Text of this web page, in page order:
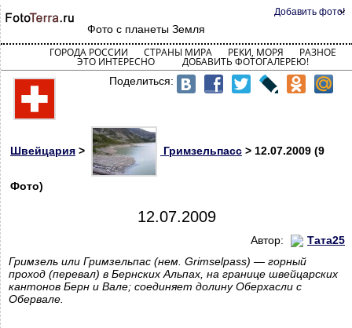
Добавить фото!
Фото с планеты Земля
ГОРОДА РОССИИ СТРАНЫ МИРА РЕКИ, МОРЯ РАЗНОЕ
ЭТО ИНТЕРЕСНО ДОБАВИТЬ ФОТОГАЛЕРЕЮ!
Поделиться:
Швейцария > Гримзельпасс > 12.07.2009 (9
Фото)
12.07.2009
Автор:
Тата25
Гримзель или Гримзельпас (нем. Grimselpass) — горный
проход (перевал) в Бернских Альпах, на границе швейцарских
кантонов Берн и Вале; соединяет долину Оберхасли с
Обервале.